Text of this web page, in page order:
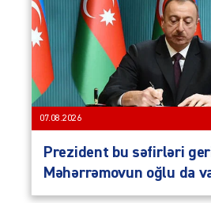
07.08.2026
Prezident bu səfirləri geri
Məhərrəmovun oğlu da